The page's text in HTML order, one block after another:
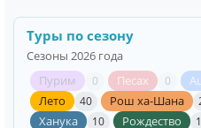
Туры по сезону
Сезоны 2026 года
Пурим
0 Песах 0
Лето 40 Рош ха-Шана
Ханука 10 Рождество